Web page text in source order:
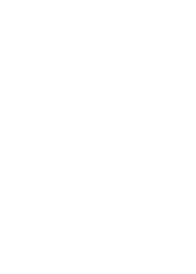
مشتقات الأسهم